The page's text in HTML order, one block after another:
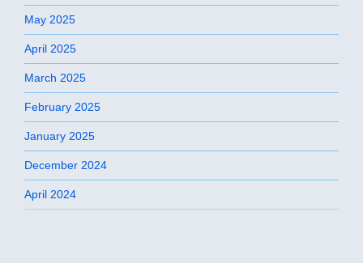
May 2025
April 2025
March 2025
February 2025
January 2025
December 2024
April 2024